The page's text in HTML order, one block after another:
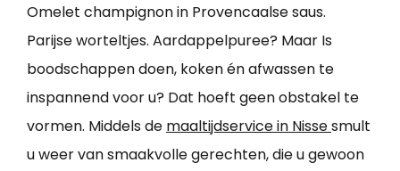
Omelet champignon in Provencaalse saus.
Parijse worteltjes. Aardappelpuree? Maar Is
boodschappen doen, koken én afwassen te
inspannend voor u? Dat hoeft geen obstakel te
vormen. Middels de maaltijdservice in Nissesmult
u weer van smaakvolle gerechten, die u gewoon